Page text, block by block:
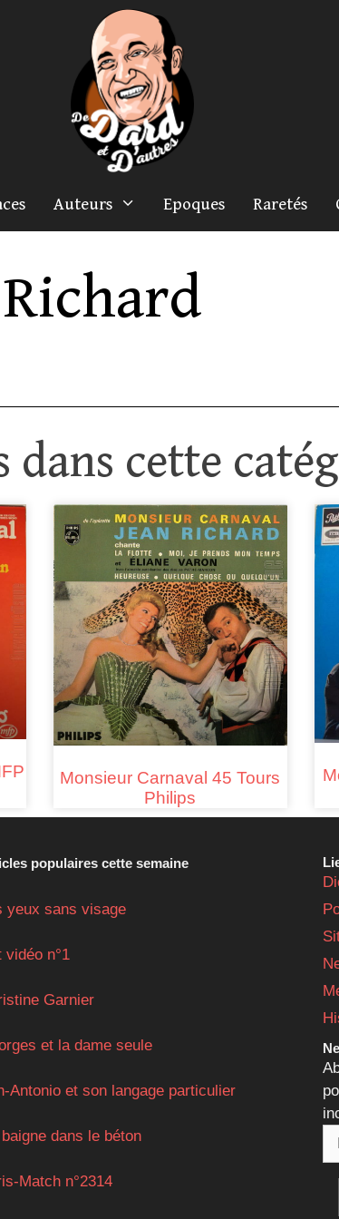
Auteurs Epoques Raretés
cette
Monsieur Carnaval 45 Tours
Philips
populaires cette semaine
yeux sans visage
vidéo n°1
Garnier
et la dame seule
Antonio et son langage particulier
dans le béton
Match n°2314